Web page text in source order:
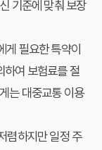
기준에 맞춰 보장
게 필요한 특약이
하여 보험료를 절
는 대중교통 이용
렴하지만 일정 주